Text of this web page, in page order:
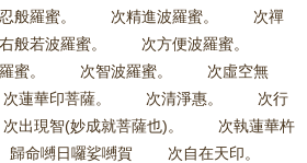
羅蜜。 次精進波羅蜜。 次禪
般若波羅蜜。 次方便波羅蜜。
蜜。 次智波羅蜜。 次虛空無
華印菩薩。 次清淨惠。 次行
現智(妙成就菩薩也)。 次執蓮華杵
歸命嚩日囉娑嚩賀 次自在天印。